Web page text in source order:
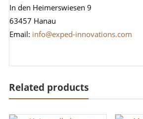
In den Heimerswiesen 9
63457 Hanau
Email: info@exped-innovations.com
Related products